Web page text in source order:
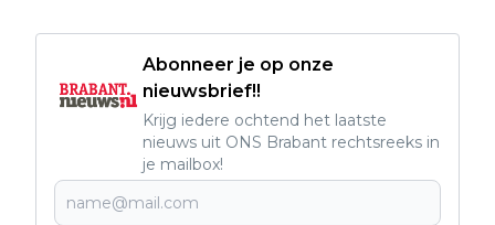
Abonneer je op onze
nieuwsbrief!!
Krijg iedere ochtend het laatste
nieuws uit ONS Brabant rechtsreeks in
je mailbox!